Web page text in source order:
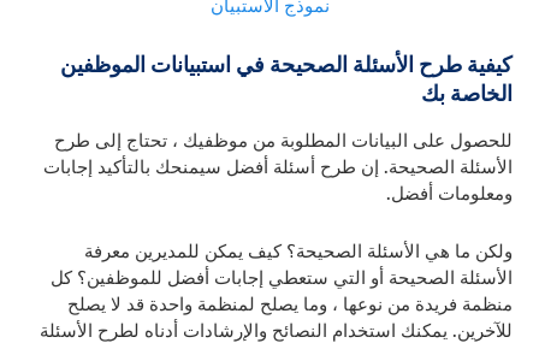
نموذج الاستبيان
كيفية طرح الأسئلة الصحيحة في استبيانات الموظفين
الخاصة بك
للحصول على البيانات المطلوبة من موظفيك ، تحتاج إلى طرح
الأسئلة الصحيحة. إن طرح أسئلة أفضل سيمنحك بالتأكيد إجابات
ومعلومات أفضل.
ولكن ما هي الأسئلة الصحيحة؟كيف يمكن للمديرين معرفة
الأسئلة الصحيحة أو التي ستعطي إجابات أفضل للموظفين؟ كل
منظمة فريدة من نوعها ، وما يصلح لمنظمة واحدة قد لا يصلح
للآخرين. يمكنك استخدام النصائح والإرشادات أدناه لطرح الأسئلة